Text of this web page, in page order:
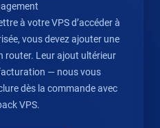
à votre VPS d’accéder à
vous devez ajouter une
router. Leur ajout ultérieur
— nous vous
dès la commande avec
VPS.